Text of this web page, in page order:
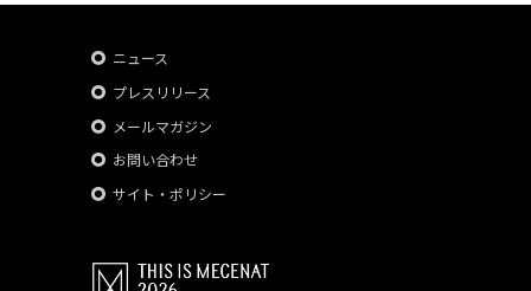
ニュース
プレスリリース
メールマガジン
お問い合わせ
サイト・ポリシー